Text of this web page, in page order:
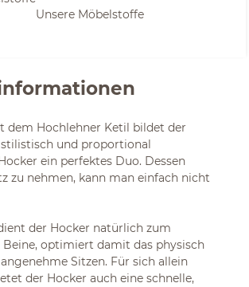
Unsere Möbelstoffe
dem Hochlehner Ketil bildet der
und proportional
ein perfektes Duo. Dessen
zu nehmen, kann man einfach nicht
der Hocker natürlich zum
Beine, optimiert damit das physisch
Sitzen. Für sich allein
der Hocker auch eine schnelle,